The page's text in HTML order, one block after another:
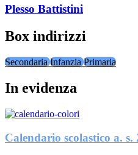
Plesso Battistini
Box indirizzi
SecondariaInfanziaPrimaria
In evidenza
Calendario scolastico a. s.